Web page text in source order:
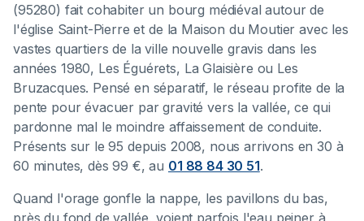
(95280) fait cohabiter un bourg médiéval autour de
l'église Saint-Pierre et de la Maison du Moutier avec les
vastes quartiers de la ville nouvelle gravis dans les
années 1980, Les Éguérets, La Glaisière ou Les
Bruzacques. Pensé en séparatif, le réseau profite de la
pente pour évacuer par gravité vers la vallée, ce qui
pardonne mal le moindre affaissement de conduite.
Présents sur le 95 depuis 2008, nous arrivons en 30 à
60 minutes, dès 99 €, au 01 88 84 30 51.
Quand l'orage gonfle la nappe, les pavillons du bas,